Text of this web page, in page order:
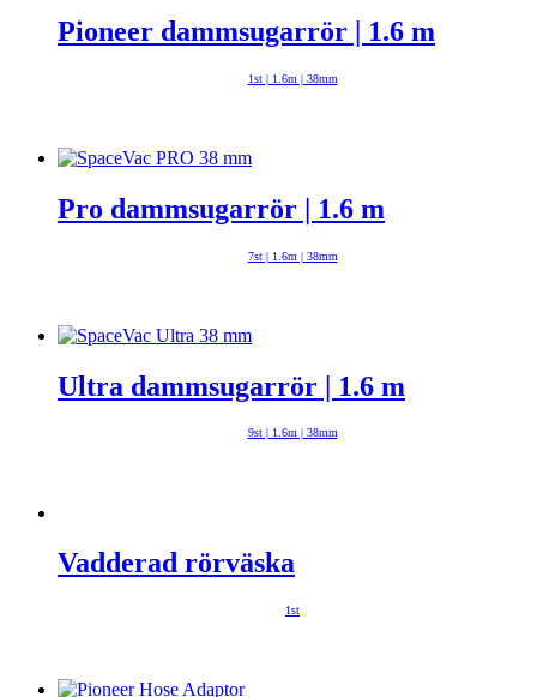
Pioneer dammsugarrör | 1.6 m
1st | 1.6m | 38mm
Pro dammsugarrör | 1.6 m
7st | 1.6m | 38mm
Ultra dammsugarrör | 1.6 m
9st | 1.6m | 38mm
Vadderad rörväska
1st